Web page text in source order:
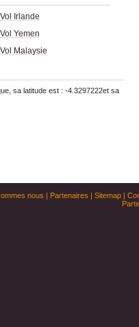
Vol Irlande
Vol Yemen
Vol Malaysie
sa latitude est : -4.3297222et sa
nous | Partenaires | Sitemap|